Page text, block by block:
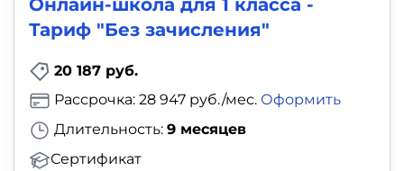
Тариф "Без зачисления"
20 187 руб.
Длительность: 9 месяцев
Сертификат
Рассрочка: 28 947 руб./мес. Оформить